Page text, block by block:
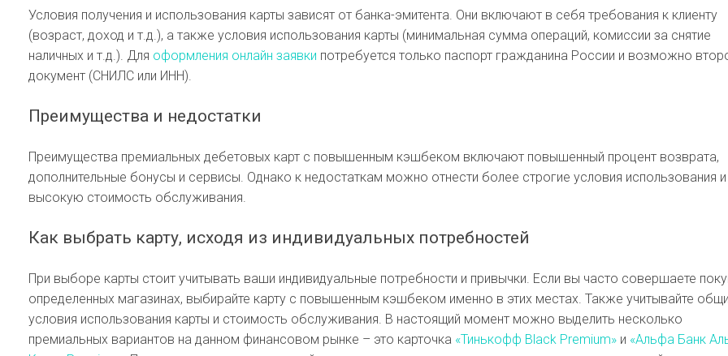
Условия получения и использования карты зависят от банка-эмитента. Они включают в себя требования к клиенту
(возраст, доход и т.д.), а также условия использования карты (минимальная сумма операций, комиссии за снятие
наличных и т.д.). Для оформления онлайн заявки потребуется только паспорт гражданина России и возможно
документ (СНИЛС или ИНН).
Преимущества и недостатки
Преимущества премиальных дебетовых карт с повышенным кэшбеком включают повышенный процент возврата,
дополнительные бонусы и сервисы. Однако к недостаткам можно отнести более строгие условия использования и
высокую стоимость обслуживания.
Как выбрать карту, исходя из индивидуальных потребностей
При выборе карты стоит учитывать ваши индивидуальные потребности и привычки. Если вы часто совершаете
определенных магазинах, выбирайте карту с повышенным кэшбеком именно в этих местах. Также учитывайте
условия использования карты и стоимость обслуживания. В настоящий момент можно выделить несколько
премиальных вариантов на данном финансовом рынке – это карточка «Тинькофф Black Premium» и «Альфа Банк